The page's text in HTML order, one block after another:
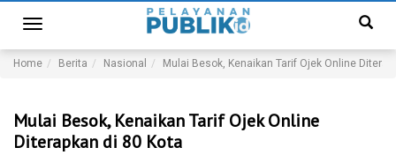
Toggle
navigation
Home Berita Nasional Mulai Besok, Kenaikan Tarif Ojek Online
Mulai Besok, Kenaikan Tarif Ojek Online
Diterapkan di 80 Kota